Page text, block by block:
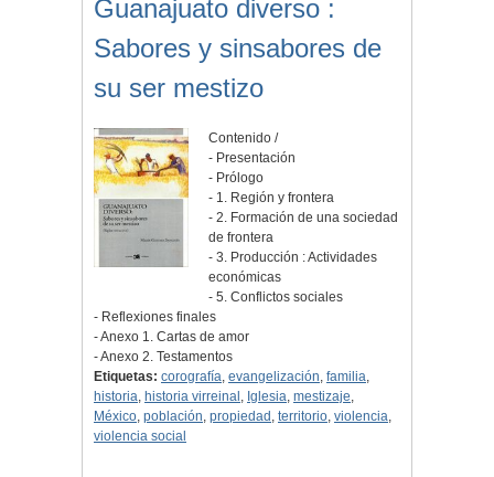
Guanajuato diverso :
Sabores y sinsabores de
su ser mestizo
Contenido /
- Presentación
- Prólogo
- 1. Región y frontera
- 2. Formación de una sociedad
de frontera
- 3. Producción : Actividades
económicas
- 5. Conflictos sociales
- Reflexiones finales
- Anexo 1. Cartas de amor
- Anexo 2. Testamentos
Etiquetas: corografía, evangelización, familia,
historia, historia virreinal , Iglesia, mestizaje,
México, población, propiedad , territorio, violencia,
violencia social